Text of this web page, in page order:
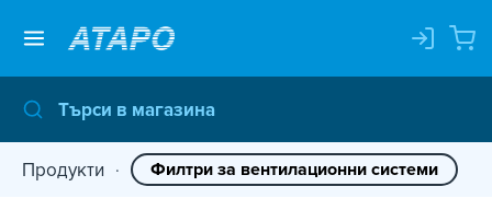
Продукти Филтри за вентилационни системи